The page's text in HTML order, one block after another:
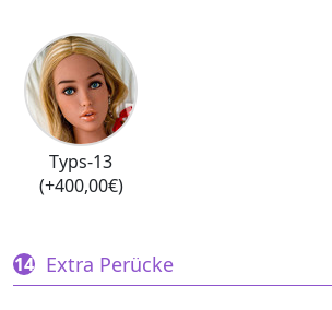
Typs-13
(+400,00€)
Extra Perücke